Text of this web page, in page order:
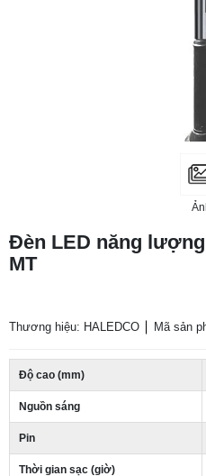
Đèn LED năng
MT
Thương hiệu: HALEDCO Mã sản
Độ cao (mm)
Nguồn sáng
Pin
Thời gian sạc (giờ)